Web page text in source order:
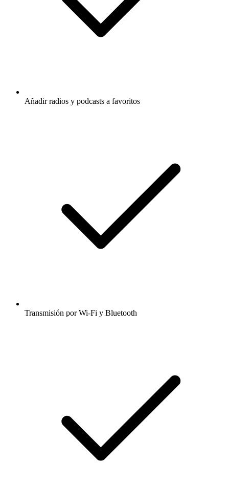
Añadir radios y podcasts a favoritos
Transmisión por Wi-Fi y Bluetooth